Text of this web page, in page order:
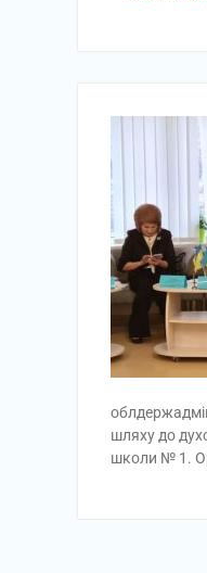
шляху до
школи № 1.